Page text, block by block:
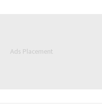
Ads Placement